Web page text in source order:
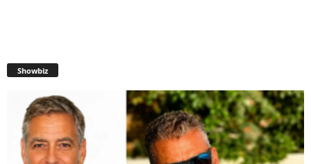
Showbiz